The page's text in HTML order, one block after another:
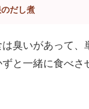
だし煮
臭いがあって、
と一緒に食べさ